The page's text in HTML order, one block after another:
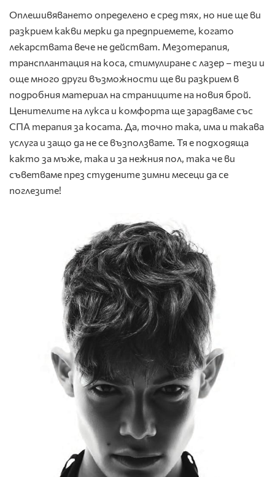
Оплешивяването определено е сред тях, но ние ще ви
разкрием какви мерки да предприемете, когато
лекарствата вече не действат. Мезотерапия,
трансплантация на коса, стимулиране с лазер – тези и
още много други възможности ще ви разкрием в
подробния материал на страниците на новия брой.
Ценителите на лукса и комфорта ще зарадваме със
СПА терапия за косата. Да, точно така, има и такава
услуга и защо да не се възползвате. Тя е подходяща
както за мъже, така и за нежния пол, така че ви
съветваме през студените зимни месеци да се
поглезите!